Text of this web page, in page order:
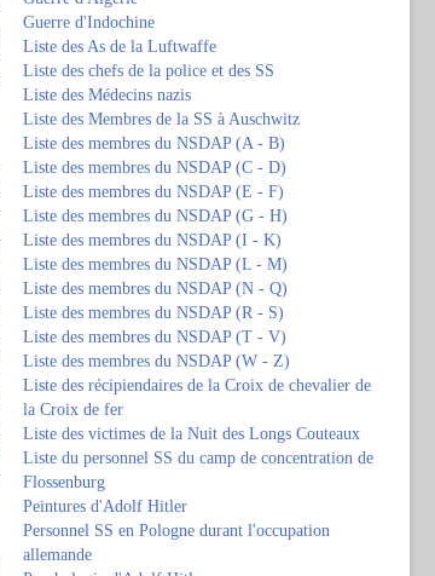
Guerre d'Indochine
Liste des As de la Luftwaffe
Liste des chefs de la police et des SS
Liste des Médecins nazis
Liste des Membres de la SS à Auschwitz
Liste des membres du NSDAP (A - B)
Liste des membres du NSDAP (C - D)
Liste des membres du NSDAP (E - F)
Liste des membres du NSDAP (G - H)
Liste des membres du NSDAP (I - K)
Liste des membres du NSDAP (L - M)
Liste des membres du NSDAP (N - Q)
Liste des membres du NSDAP (R - S)
Liste des membres du NSDAP (T - V)
Liste des membres du NSDAP (W - Z)
Liste des récipiendaires de la Croix de chevalier de
la Croix de fer
Liste des victimes de la Nuit des Longs Couteaux
Liste du personnel SS du camp de concentration de
Flossenburg
Peintures d'Adolf Hitler
Personnel SS en Pologne durant l'occupation
allemande